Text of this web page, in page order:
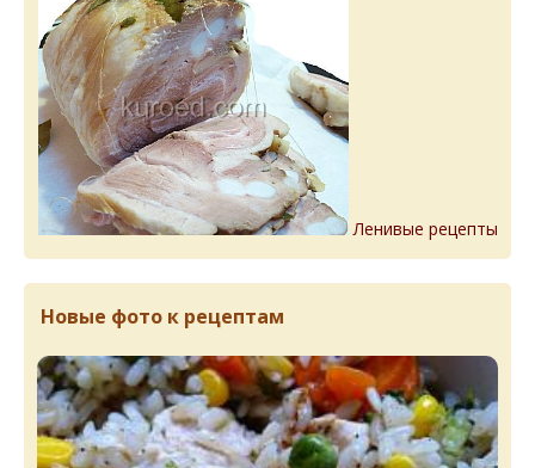
Ленивые рецепты
Новые фото к рецептам